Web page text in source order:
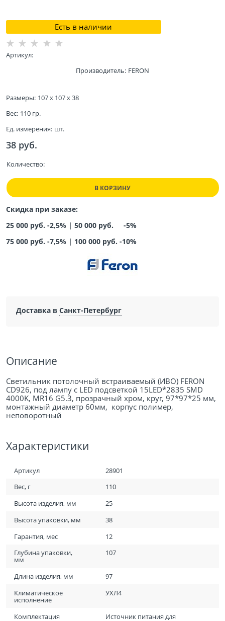
Есть в наличии
Артикул:
Производитель: FERON
Размеры: 107 x 107 x 38
Вес: 110 гр.
Ед. измерения: шт.
38 руб.
Количество:
В КОРЗИНУ
Скидка при заказе:
25 000 руб. -2,5% | 50 000 руб. -5%
75 000 руб. -7,5% | 100 000 руб. -10%
Доставка в Санкт-Петербург
Описание
Светильник потолочный встраиваемый (ИВО) FERON
CD926, под лампу с LED подсветкой 15LED*2835 SMD
4000K, MR16 G5.3, прозрачный хром, круг, 97*97*25 мм,
монтажный диаметр 60мм, корпус полимер,
неповоротный
Характеристики
Артикул
28901
Вес, г
110
Высота изделия, мм
25
Высота упаковки, мм
38
Гарантия, мес
12
Глубина упаковки,
мм
107
Длина изделия, мм
97
Климатическое
исполнение
УХЛ4
Комплектация Источник питания для